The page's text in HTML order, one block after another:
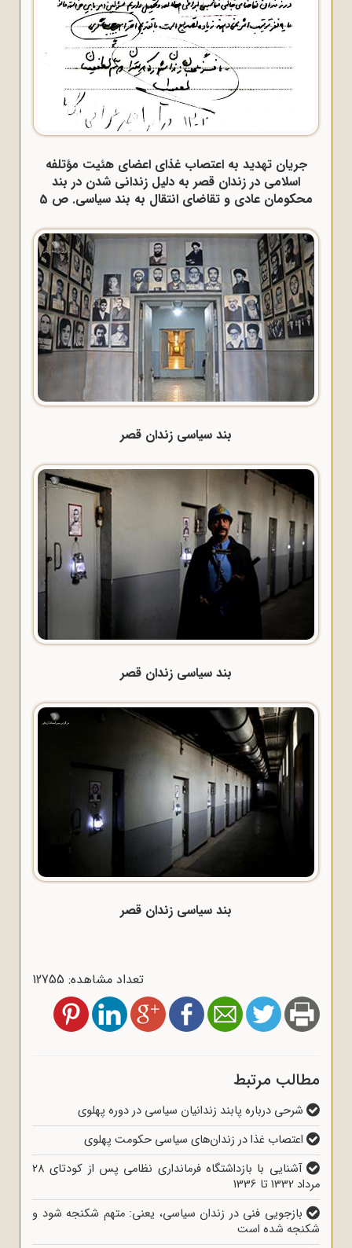
جریان تهدید به اعتصاب غذای اعضای هئیت مؤتلفه
اسلامی در زندان قصر به دلیل زندانی شدن در بند
محکومان عادی و تقاضای انتقال به بند سیاسی. ص 5
بند سیاسی زندان قصر
بند سیاسی زندان قصر
بند سیاسی زندان قصر
تعداد مشاهده: 12755
مطالب مرتبط
شرحی درباره پابند زندانیان سیاسی در دوره پهلوی
اعتصاب غذا در زندان‌های سیاسی حکومت پهلوی
آشنایی با بازداشتگاه فرمانداری نظامی پس از کودتای 28
مرداد 1332 تا 1336
بازجویی فنی در زندان سیاسی، یعنی: متهم شکنجه شود و
شکنجه شده است